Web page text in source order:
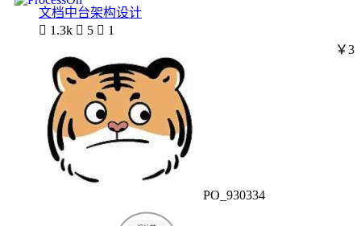
文档中台架构设计
 1.3k  5  1
PO_930334
￥3